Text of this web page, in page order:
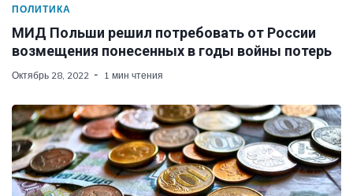
ПОЛИТИКА
МИД Польши решил потребовать от России
возмещения понесенных в годы войны потерь
Октябрь 28, 2022 1 мин чтения